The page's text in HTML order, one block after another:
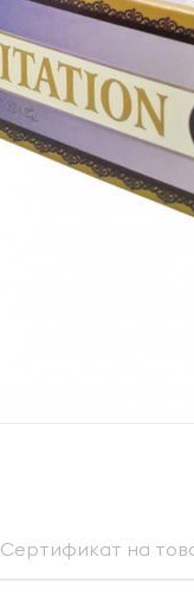
Сертификат на